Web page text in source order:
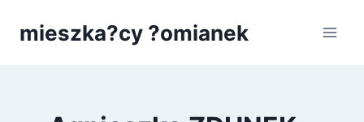
mieszka?cy ?omianek